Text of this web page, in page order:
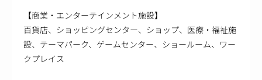
【商業・エンターテインメント施設】
百貨店、ショッピングセンター、ショップ、医療・福祉施
設、テーマパーク、ゲームセンター、ショールーム、ワー
クプレイス